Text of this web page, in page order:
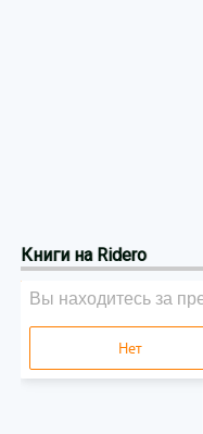
Книги на Ridero